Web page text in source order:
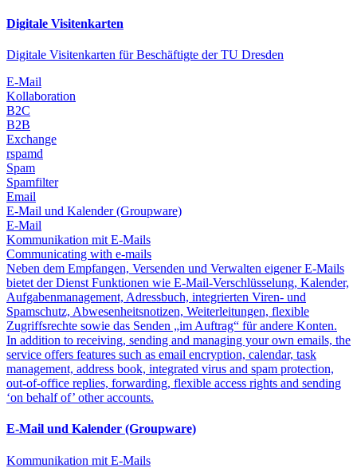
Digitale Visitenkarten
Digitale Visitenkarten für Beschäftigte der TU Dresden
E-Mail
Kollaboration
B2C
B2B
Exchange
rspamd
Spam
Spamfilter
Email
E-Mail und Kalender (Groupware)
E-Mail
Kommunikation mit E-Mails
Communicating with e-mails
Neben dem Empfangen, Versenden und Verwalten eigener E-Mails
bietet der Dienst Funktionen wie E-Mail-Verschlüsselung, Kalender,
Aufgabenmanagement, Adressbuch, integrierten Viren- und
Spamschutz, Abwesenheitsnotizen, Weiterleitungen, flexible
Zugriffsrechte sowie das Senden „im Auftrag“ für andere Konten.
In addition to receiving, sending and managing your own emails, the
service offers features such as email encryption, calendar, task
management, address book, integrated virus and spam protection,
out-of-office replies, forwarding, flexible access rights and sending
‘on behalf of’ other accounts.
E-Mail und Kalender (Groupware)
Kommunikation mit E-Mails